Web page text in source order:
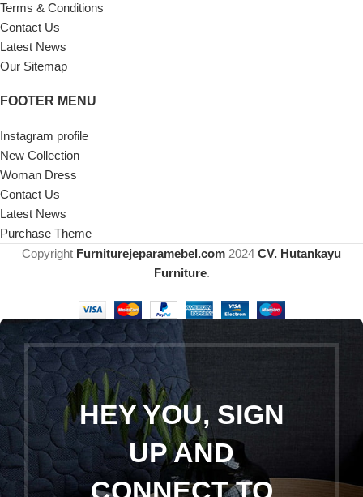
Terms & Conditions
Contact Us
Latest News
Our Sitemap
FOOTER MENU
Instagram profile
New Collection
Woman Dress
Contact Us
Latest News
Purchase Theme
Copyright Furniturejeparamebel.com 2024 CV. Hutankayu
Furniture.
HEY YOU, SIGN
UP AND
CONNECT TO